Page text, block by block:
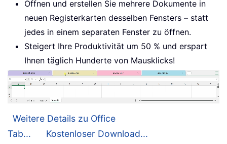
Öffnen und erstellen Sie mehrere Dokumente in
neuen Registerkarten desselben Fensters – statt
jedes in einem separaten Fenster zu öffnen.
Steigert Ihre Produktivität um 50 % und erspart
Ihnen täglich Hunderte von Mausklicks!
Weitere Details zu Office
Tab...
Kostenloser Download...